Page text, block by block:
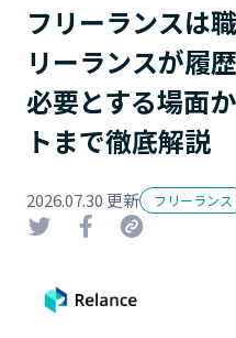
フリーランスは
リーランスが履
必要とする場面
トまで徹底解説
2026.07.30 更新 フリーランス